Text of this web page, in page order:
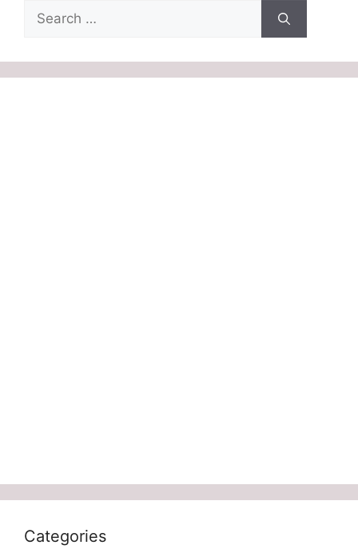
Search
for:
Categories